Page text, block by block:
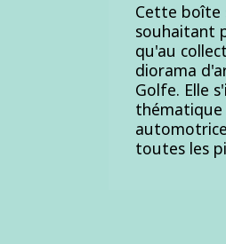
Cette boîte
souhaitant
qu'au
diorama
Golfe. Elle
thématique
toutes les